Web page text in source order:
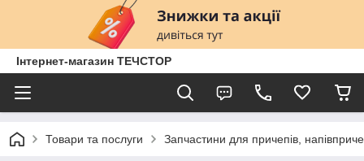
Інтернет-магазин ТЕЧСТОР
Товари та послуги Запчастини для причепів,